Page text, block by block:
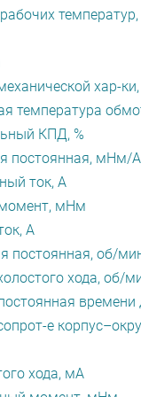
температур,
хар-
температура
КПД, %
постоянная, мНм/А
ток, А
мНм
А
постоянная, об/
хода, об/
времени
е
хода, мА